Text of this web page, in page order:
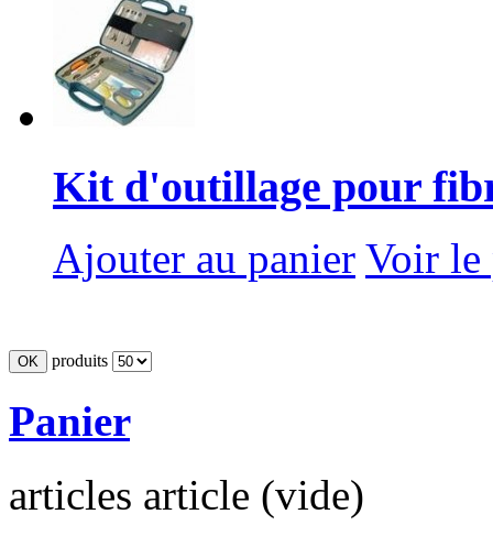
Kit d'outillage pour
Ajouter au panier Voir le
produits
Panier
articles article (vide)